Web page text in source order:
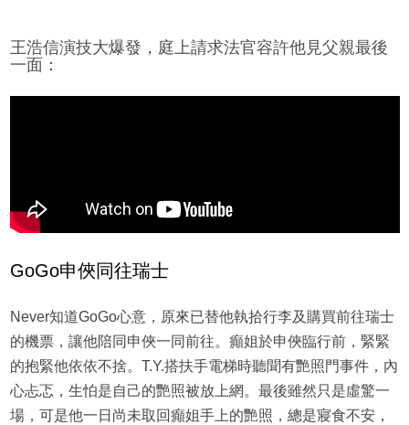
王浩信演技大爆發，庭上請求法官容許他見父親最後
一面：
GoGo申俠同往瑞士
Never知道GoGo心意，原來已替他執拾行李及購買前往瑞士
的機票，讓他陪同申俠一同前往。癲姐於申俠臨行前，緊緊
的抱緊他依依不捨。T.Y.搭扶手電梯時聽聞有艷照門事件，內
心忐忑，生怕是自己的艷照被放上網。最後雖然只是虛驚一
場，可是他一日尚未取回癲姐手上的艷照，總是寢食不安，